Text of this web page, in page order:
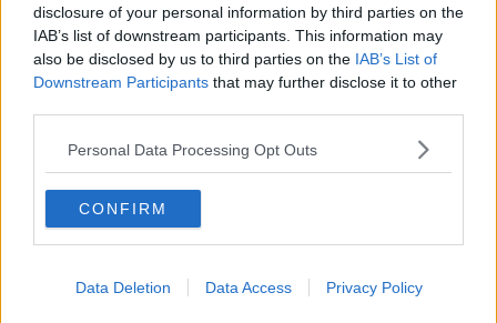
disclosure of your personal information by third parties on the
IAB’s list of downstream participants. This information may
also be disclosed by us to third parties on the IAB’s List of
Downstream Participants that may further disclose it to other
Personal Data Processing Opt Outs
CONFIRM
Data Deletion Data Access Privacy Policy
Sor-riso amaro
Fine anno al ristorante
La festa di Capodanno
Natale 2024
Re e regnanti
Come rubare allo stato e vivere felici
Una performance
Il compagno
​Io (allo specchio)
Tramonto
La virtù del non fare